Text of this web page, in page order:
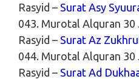
Rasyid – Surat Asy
043. Murotal Alquran 30
Rasyid – Surat Az
044. Murotal Alquran 30
Rasyid – Surat Ad